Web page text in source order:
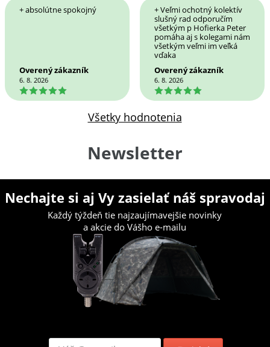
+ absolútne spokojný
Overený zákazník
6. 8. 2026
5
+ Veľmi ochotný kolektív
slušný rad odporučím
všetkým p Hofierka Peter
pomáha aj s kolegami nám
všetkým veľmi im veľká
vďaka
Overený zákazník
6. 8. 2026
5
Všetky hodnotenia
Newsletter
Nechajte si aj Vy zasielať náš spravodaj
Každý týždeň tie najzaujímavejšie novinky
a akcie do Vášho e-mailu